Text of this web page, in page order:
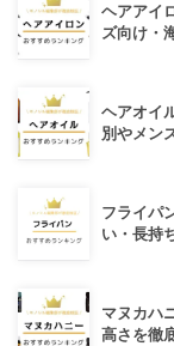
ヘアアイ
ズ向け・
ヘアオイ
別やメン
フライパ
い・長持
マヌカハ
高さを徹